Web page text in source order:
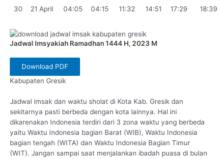
30 21 April 04:05 04:15 11:32 14:51 17:29 18:39
Jadwal Imsyakiah Ramadhan 1444 H, 2023 M
Download PDF
Kabupaten Gresik
Jadwal imsak dan waktu sholat di Kota Kab. Gresik dan
sekitarnya pasti berbeda dengan kota lainnya. Hal ini
dikarenakan Indonesia terdiri dari 3 zona waktu yang berbeda
yaitu Waktu Indonesia bagian Barat (WIB), Waktu Indonesia
bagian tengah (WITA) dan Waktu Indonesia Bagian Timur
(WIT). Jangan sampai saat menjalankan ibadah puasa di bulan